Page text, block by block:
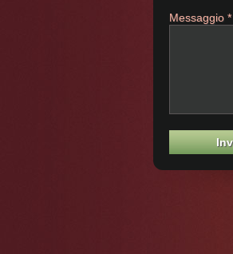
Messaggio *